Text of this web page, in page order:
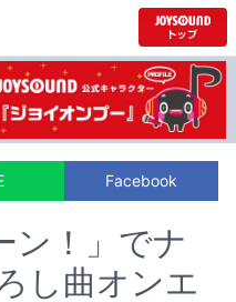
Facebook
ン！」でナ
し曲オンエ